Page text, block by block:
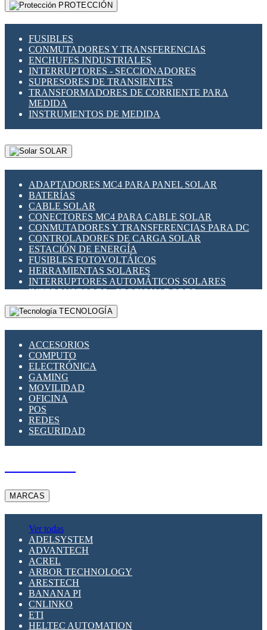
PROTECCIÓN
FUSIBLES
CONMUTADORES Y TRANSFERENCIAS
ENCHUFES INDUSTRIALES
INTERRUPTORES - SECCIONADORES
SUPRESORES DE TRANSIENTES
TRANSFORMADORES DE CORRIENTE PARA
MEDIDA
INSTRUMENTOS DE MEDIDA
SOLAR
ADAPTADORES MC4 PARA PANEL SOLAR
BATERÍAS
CABLE SOLAR
CONECTORES MC4 PARA CABLE SOLAR
CONMUTADORES Y TRANSFERENCIAS PARA DC
CONTROLADORES DE CARGA SOLAR
ESTACIÓN DE ENERGÍA
FUSIBLES FOTOVOLTÁICOS
HERRAMIENTAS SOLARES
INTERRUPTORES AUTOMÁTICOS SOLARES
INTERRUPTORES - SECCIONADORES
FOTOVOLTÁICOS
MONTAJE PANEL SOLAR
SUPRESOR DE TRANSIENTES SPDS PARA
APLICACIONES FOTOVOLTAICAS
TECNOLOGÍA
ACCESORIOS
COMPUTO
ELECTRÓNICA
GAMING
MOVILIDAD
OFICINA
POS
REDES
SEGURIDAD
MARCAS
Ver todas
ADELSYSTEM
ADVANTECH
ACREL
ARBOR TECHNOLOGY
ARESTECH
BANANA PI
CNLINKO
ETI
HELTEC AUTOMATION